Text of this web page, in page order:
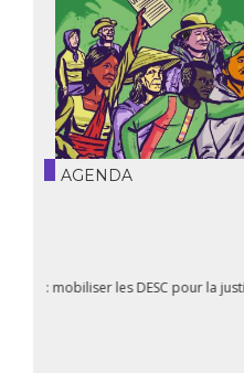
AGENDA
WEBINAIRE: Luttes rurales en